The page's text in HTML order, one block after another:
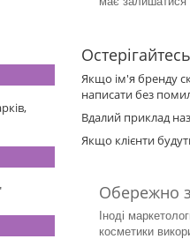
Якщо ім'я бренду
написати без
Вдалий приклад
Якщо клієнти
Обережно
Іноді
косметики